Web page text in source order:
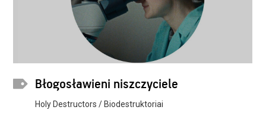
Błogosławieni niszczyciele
Holy Destructors / Biodestruktoriai